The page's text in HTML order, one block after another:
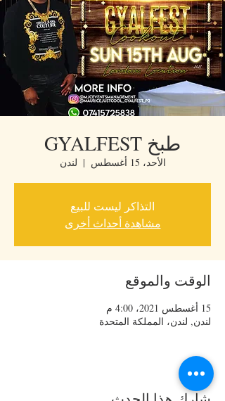
طبخ GYALFEST
الأحد، 15 أغسطس
  |
لندن
التذاكر ليست للبيع
مشاهدة أحداث أخرى
الوقت والموقع
15 أغسطس 2021، 4:00 م
لندن, لندن، المملكة المتحدة